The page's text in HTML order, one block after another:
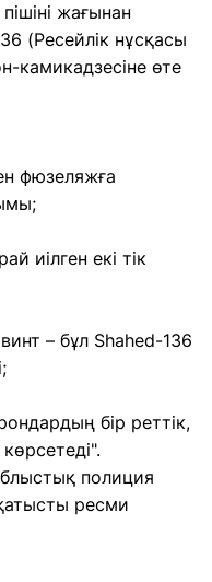
жағынан
(Ресейлік нұсқасы
камикадзесіне өте
фюзеляжға
иілген екі тік
– бұл Shahed-136
бір реттік,
полиция
ресми